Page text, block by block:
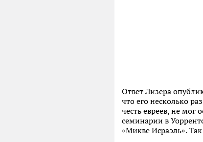
Ответ Лизера
что его несколько
честь евреев, не мог
семинарии в
«Микве Исраэль».